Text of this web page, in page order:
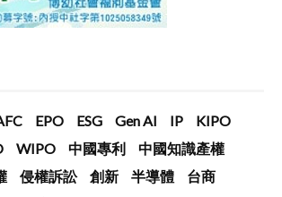
EPO ESG Gen AI IP
KIPO
WIPO 中國專利
中國知識產權
侵權訴訟 創新 半導體
台商